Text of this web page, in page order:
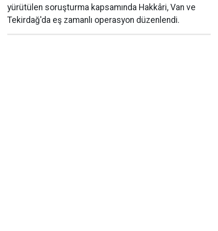
yürütülen soruşturma kapsamında Hakkâri, Van ve
Tekirdağ'da eş zamanlı operasyon düzenlendi.